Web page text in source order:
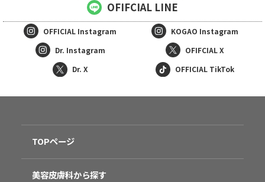
OFIFCIAL LINE
OFFICIAL Instagram KOGAO Instagram
Dr. Instagram
OFIFCIAL X
Dr. X
OFFICIAL TikTok
TOPページ
美容皮膚科から探す